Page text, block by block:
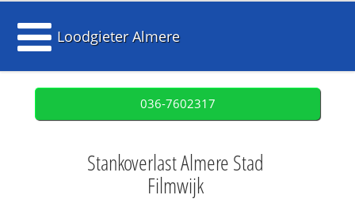
Loodgieter Almere
036-7602317
Stankoverlast Almere Stad
Filmwijk